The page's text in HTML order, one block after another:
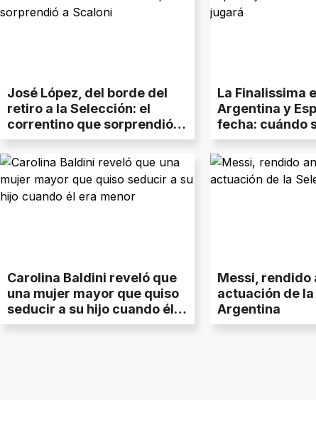
José López, del borde del
retiro a la Selección: el
correntino que sorprendió a
Scaloni
La Finalissima
Argentina y
fecha: cuándo
Carolina Baldini reveló que
una mujer mayor que quiso
seducir a su hijo cuando él
era menor
Messi, rendido
actuación de
Argentina